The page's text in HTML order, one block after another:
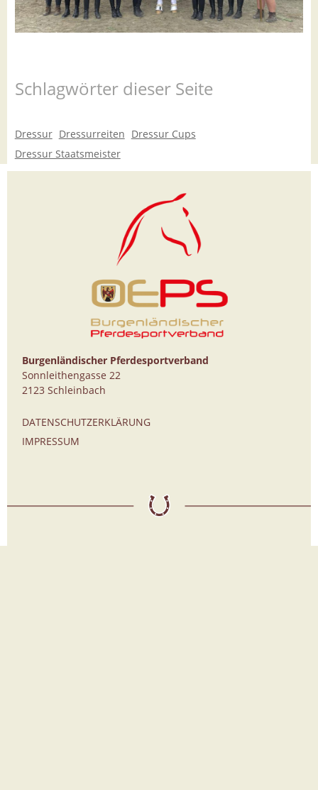
Schlagwörter dieser Seite
Dressur Dressurreiten Dressur Cups
Dressur Staatsmeister
Burgenländischer Pferdesportverband
Sonnleithengasse 22
2123 Schleinbach
DATENSCHUTZERKLÄRUNG
IMPRESSUM